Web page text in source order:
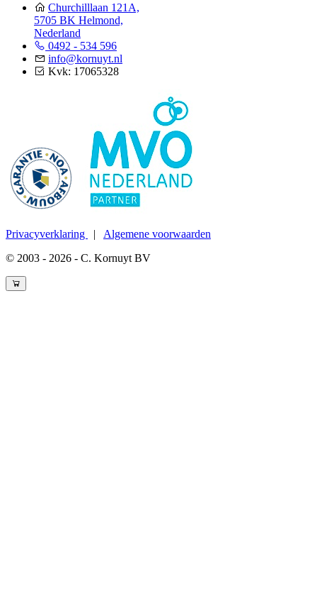
Churchilllaan 121A,
5705 BK Helmond,
Nederland
0492 - 534 596
info@kornuyt.nl
Kvk: 17065328
Privacyverklaring | Algemene voorwaarden
© 2003 - 2026 - C. Kornuyt BV